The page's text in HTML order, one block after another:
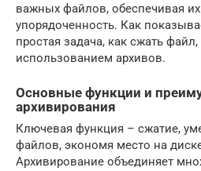
важных файлов, обеспечивая
упорядоченность. Как
простая задача, как сжать
использованием архивов.
Основные функции и
архивирования
Ключевая функция – сжатие,
файлов, экономя место на
Архивирование объединяет